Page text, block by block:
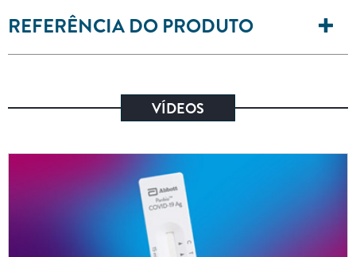
REFERÊNCIA DO PRODUTO
VÍDEOS